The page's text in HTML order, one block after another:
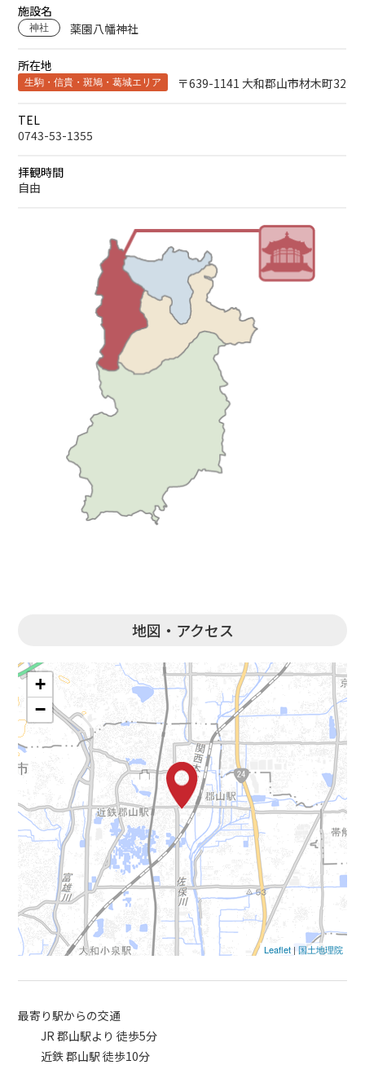
施設名
神社 薬園八幡神社
所在地
生駒・信貴・斑鳩・葛城エリア 〒639-1141 大和郡山市材木町32
TEL
0743-53-1355
拝観時間
自由
地図・アクセス
+
−
Leaflet| 国土地理院
最寄り駅からの交通
JR 郡山駅より 徒歩5分
近鉄 郡山駅 徒歩10分